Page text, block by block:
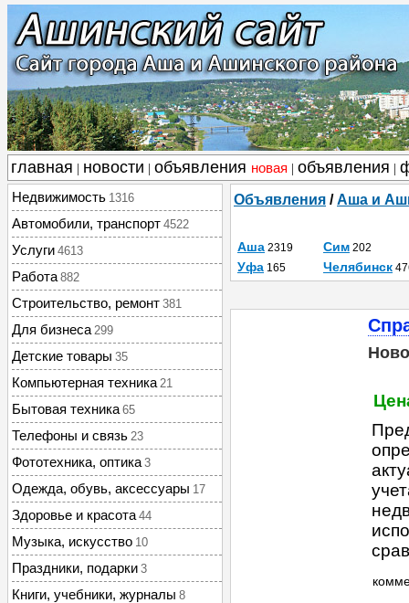
главная новости объявления новая объявления
Недвижимость 1316
Автомобили, транспорт 4522
Услуги 4613
Работа 882
Строительство, ремонт 381
Для бизнеса 299
Детские товары 35
Компьютерная техника 21
Бытовая техника 65
Телефоны и связь 23
Фототехника, оптика 3
Одежда, обувь, аксессуары 17
Здоровье и красота 44
Музыка, искусство 10
Праздники, подарки 3
Книги, учебники, журналы 8
Объявления /Аша и
Аша 2319 Сим 202
Уфа 165 Челябинск